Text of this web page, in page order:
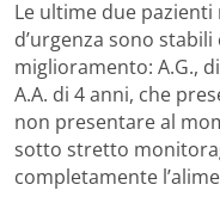
Le ultime due
d’urgenza sono
miglioramento: A.G.,
A.A. di 4 anni, che
non presentare al
sotto stretto
completamente